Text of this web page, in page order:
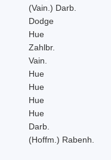
(Vain.) Darb.
Dodge
Hue
Zahlbr.
Vain.
Hue
Hue
Hue
Hue
Darb.
(Hoffm.) Rabenh.